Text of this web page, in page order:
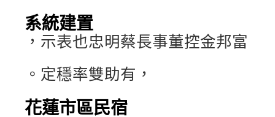
系統建置
，示表也忠明蔡長事董控金邦富
。定穩率雙助有，
花蓮市區民宿